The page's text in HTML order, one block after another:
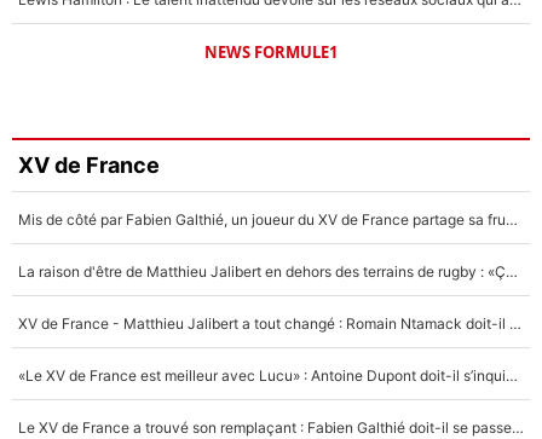
NEWS FORMULE1
XV de France
Mis de côté par Fabien Galthié, un joueur du XV de France partage sa frustration : «ils ne me l’ont pas dit tout de suite»
La raison d'être de Matthieu Jalibert en dehors des terrains de rugby : «Ça m'atteint autant que si tu touches à un membre de ma famille»
XV de France - Matthieu Jalibert a tout changé : Romain Ntamack doit-il s’inquiéter pour sa place à un an de la Coupe du monde ?
«Le XV de France est meilleur avec Lucu» : Antoine Dupont doit-il s’inquiéter pour sa place ?
Le XV de France a trouvé son remplaçant : Fabien Galthié doit-il se passer d'Antoine Dupont ?